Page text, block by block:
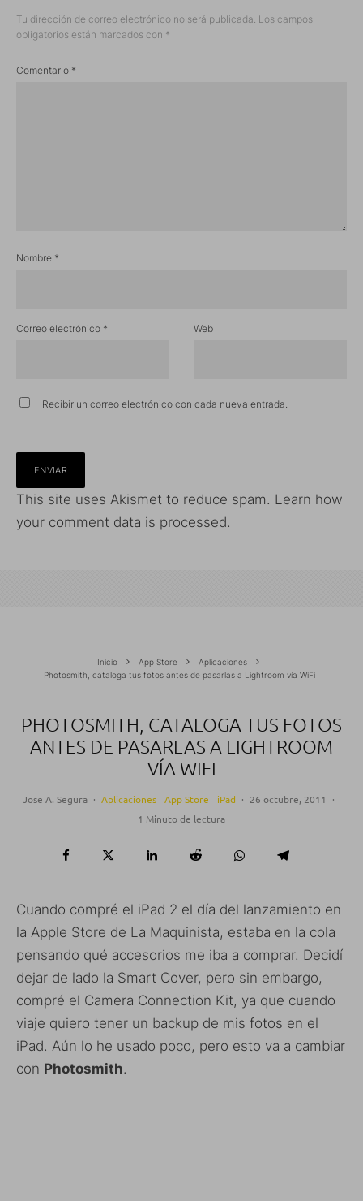
Tu dirección de correo electrónico no será publicada. Los campos
obligatorios están marcados con *
Comentario *
Nombre *
Correo electrónico * Web
Recibir un correo electrónico con cada nueva entrada.
This site uses Akismet to reduce spam. Learn how
your comment data is processed.
Inicio App Store
Aplicaciones
Photosmith, cataloga tus fotos antes de pasarlas a Lightroom vía WiFi
PHOTOSMITH, CATALOGA TUS FOTOS
ANTES DE PASARLAS A LIGHTROOM
VÍA WIFI
Jose A. Segura · Aplicaciones App Store iPad · 26 octubre, 2011
·
1 Minuto de lectura
Cuando compré el iPad 2 el día del lanzamiento en
la Apple Store de La Maquinista, estaba en la cola
pensando qué accesorios me iba a comprar. Decidí
dejar de lado la Smart Cover, pero sin embargo,
compré el Camera Connection Kit, ya que cuando
viaje quiero tener un backup de mis fotos en el
iPad. Aún lo he usado poco, pero esto va a cambiar
con Photosmith.